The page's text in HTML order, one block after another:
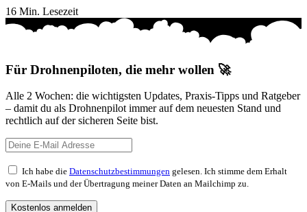
16 Min. Lesezeit
Für Drohnenpiloten, die mehr wollen 🚀
Alle 2 Wochen: die wichtigsten Updates, Praxis-Tipps und Ratgeber
– damit du als Drohnenpilot immer auf dem neuesten Stand und
rechtlich auf der sicheren Seite bist.
Ich habe die Datenschutzbestimmungen gelesen. Ich stimme dem Erhalt
von E-Mails und der Übertragung meiner Daten an Mailchimp zu.